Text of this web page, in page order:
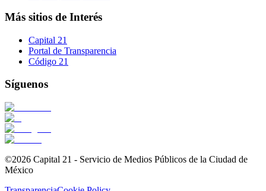
Más sitios de Interés
Capital 21
Portal de Transparencia
Código 21
Síguenos
©2026 Capital 21 - Servicio de Medios Públicos de la Ciudad de
México